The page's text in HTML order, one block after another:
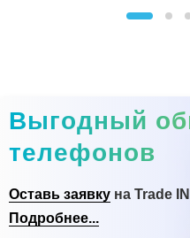
Выгодный
телефонов
Оставь заявку на Trade
Подробнее...